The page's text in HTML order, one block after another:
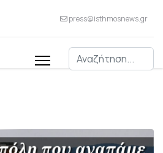
press@isthmosnews.gr
Αναζήτηση